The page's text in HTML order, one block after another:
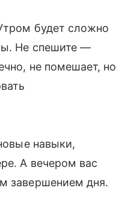
будет сложно
Не спешите —
не помешает, но
навыки,
А вечером вас
завершением дня.